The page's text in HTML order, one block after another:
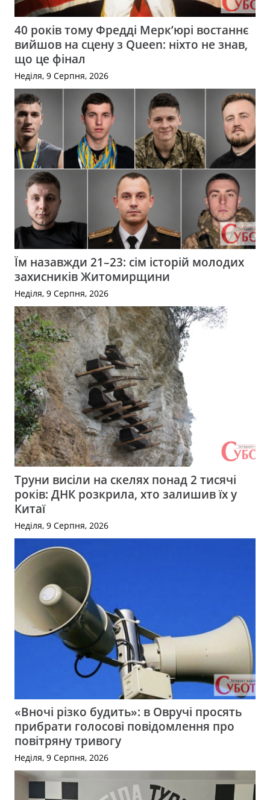
40 років тому Фредді Мерк’юрі востаннє
вийшов на сцену з Queen: ніхто не знав,
що це фінал
Неділя, 9 Серпня, 2026
Їм назавжди 21–23: сім історій молодих
захисників Житомирщини
Неділя, 9 Серпня, 2026
Труни висіли на скелях понад 2 тисячі
років: ДНК розкрила, хто залишив їх у
Китаї
Неділя, 9 Серпня, 2026
«Вночі різко будить»: в Овручі просять
прибрати голосові повідомлення про
повітряну тривогу
Неділя, 9 Серпня, 2026